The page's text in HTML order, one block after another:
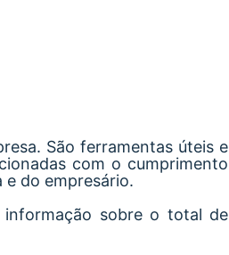
São ferramentas úteis e
com o cumprimento
do empresário.
sobre o total de